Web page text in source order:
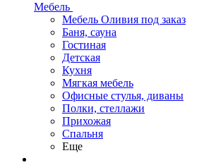
Мебель
Мебель Оливия под заказ
Баня, сауна
Гостиная
Детская
Кухня
Мягкая мебель
Офисные стулья, диваны
Полки, стеллажи
Прихожая
Спальня
Еще